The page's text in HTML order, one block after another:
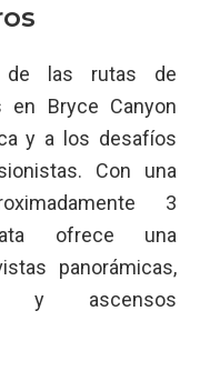
de las rutas de
en Bryce Canyon
y a los desafíos
Con una
3
ofrece una
panorámicas,
y ascensos